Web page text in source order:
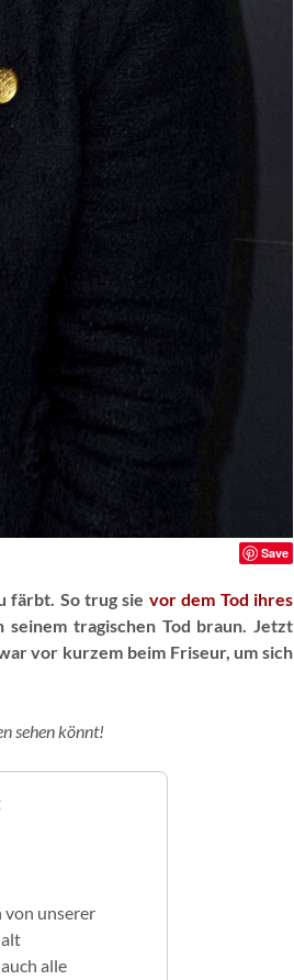
Save
färbt. So trug sie vor dem Tod ihres
seinem tragischen Tod braun. Jetzt
vor kurzem beim Friseur, um sich
sehen könnt!
von unserer
alle